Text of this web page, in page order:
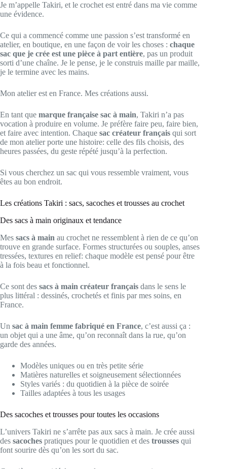
Je m’appelle Takiri, et le crochet est entré dans ma vie comme
une évidence.
Ce qui a commencé comme une passion s’est transformé en
atelier, en boutique, en une façon de voir les choses : chaque
sac que je crée est une pièce à part entière, pas un produit
sorti d’une chaîne. Je le pense, je le construis maille par maille,
je le termine avec les mains.
Mon atelier est en France. Mes créations aussi.
En tant que marque française sac à main, Takiri n’a pas
vocation à produire en volume. Je préfère faire peu, faire bien,
et faire avec intention. Chaque sac créateur français qui sort
de mon atelier porte une histoire: celle des fils choisis, des
heures passées, du geste répété jusqu’à la perfection.
Si vous cherchez un sac qui vous ressemble vraiment, vous
êtes au bon endroit.
Les créations Takiri : sacs, sacoches et trousses au crochet
Des sacs à main originaux et tendance
Mes sacs à main au crochet ne ressemblent à rien de ce qu’on
trouve en grande surface. Formes structurées ou souples, anses
tressées, textures en relief: chaque modèle est pensé pour être
à la fois beau et fonctionnel.
Ce sont des sacs à main créateur français dans le sens le
plus littéral : dessinés, crochetés et finis par mes soins, en
France.
Un sac à main femme fabriqué en France, c’est aussi ça :
un objet qui a une âme, qu’on reconnaît dans la rue, qu’on
garde des années.
Modèles uniques ou en très petite série
Matières naturelles et soigneusement sélectionnées
Styles variés : du quotidien à la pièce de soirée
Tailles adaptées à tous les usages
Des sacoches et trousses pour toutes les occasions
L’univers Takiri ne s’arrête pas aux sacs à main. Je crée aussi
des sacoches pratiques pour le quotidien et des trousses qui
font sourire dès qu’on les sort du sac.